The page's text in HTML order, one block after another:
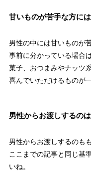
甘いものが苦手な方に
男性の中には甘いものが
事前に分かっている場合
菓子、おつまみやナッツ
喜んでいただけるものが
男性からお渡しするの
男性からお渡しするのも
ここまでの記事と同じ基
いね。